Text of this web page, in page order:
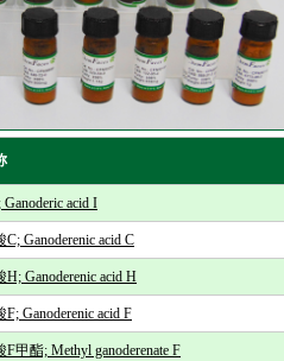
acid I
Ganoderenic acid C
H; Ganoderenic acid H
Ganoderenic acid F
F甲酯; Methyl ganoderenate F